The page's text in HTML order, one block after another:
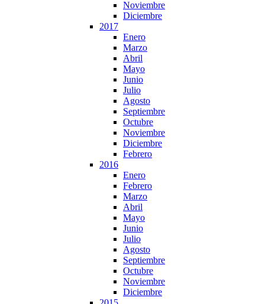
Noviembre
Diciembre
2017
Enero
Marzo
Abril
Mayo
Junio
Julio
Agosto
Septiembre
Octubre
Noviembre
Diciembre
Febrero
2016
Enero
Febrero
Marzo
Abril
Mayo
Junio
Julio
Agosto
Septiembre
Octubre
Noviembre
Diciembre